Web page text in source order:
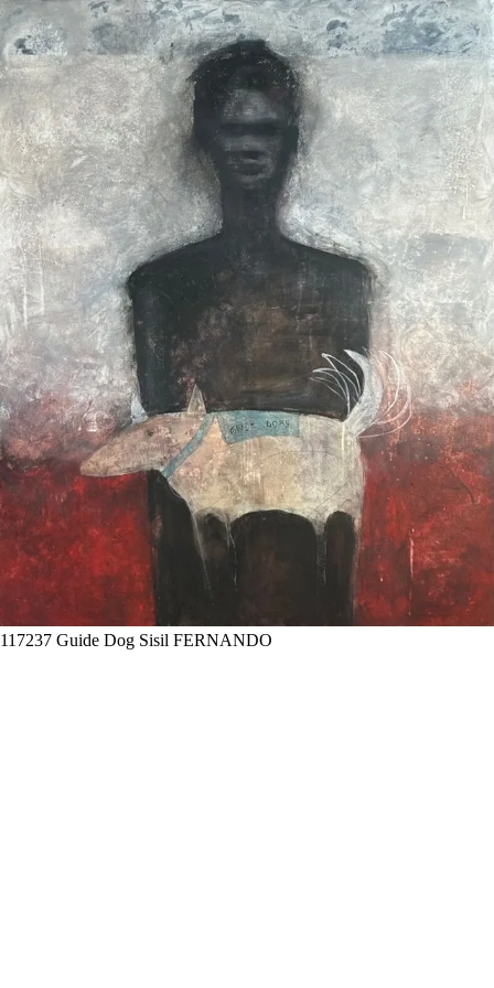
117237 Guide Dog Sisil FERNANDO